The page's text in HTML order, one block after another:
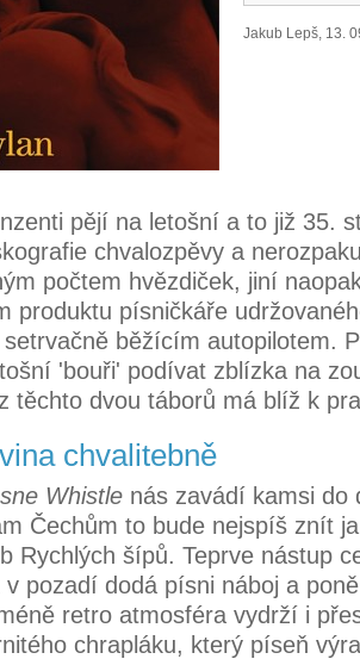
Jakub Lepš, 13.
pějí na letošní a to již 35.
chvalozpěvy a
počtem hvězdiček, jiní
produktu písničkáře
ně běžícím autopilotem.
'bouři' podívat zblízka na
těchto dvou táborů má blíž k
chvalitebně
Whistle nás zavádí kamsi do
Čechům to bude nejspíš znít
Rychlých šípů. Teprve nástup
v pozadí dodá písni náboj a
retro atmosféra vydrží i
chrapláku, který píseň